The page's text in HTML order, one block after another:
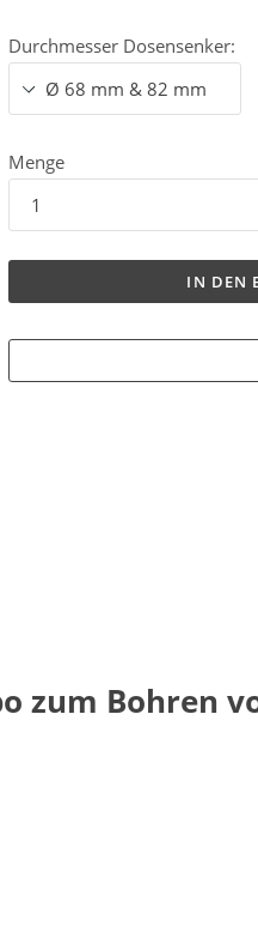
Durchmesser Dosensenker:
Menge
IN DEN
zum Bohren